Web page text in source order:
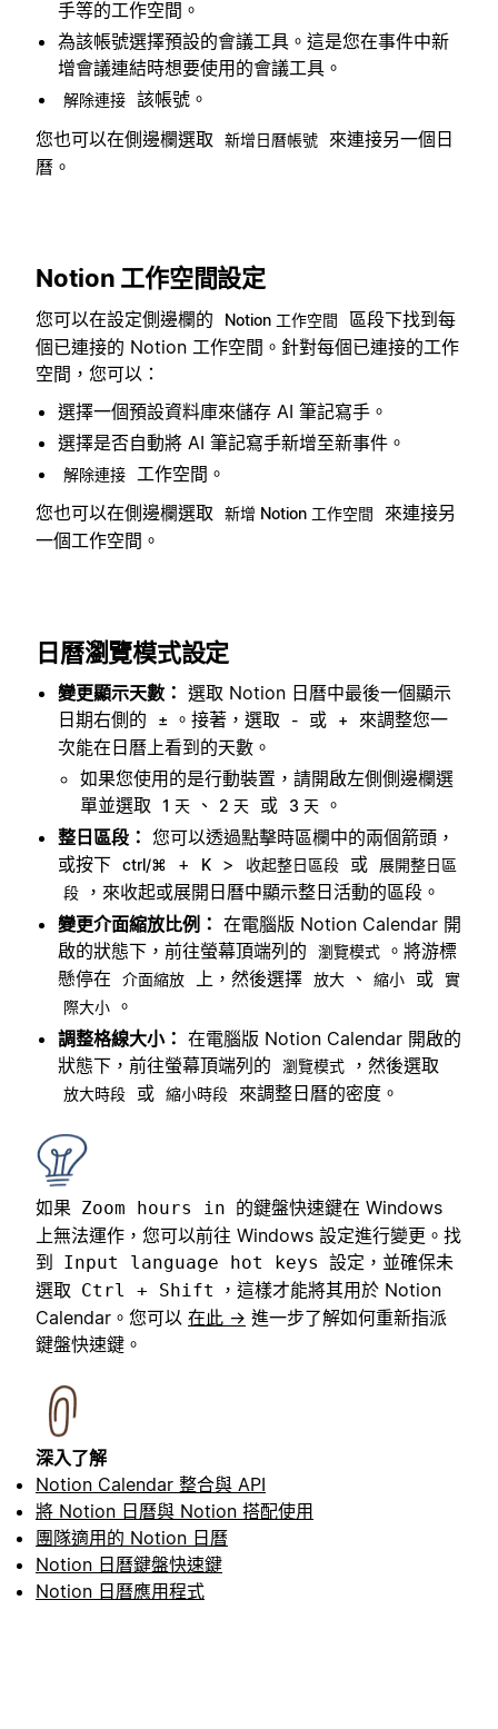
手等的工作空間。
為該帳號選擇預設的會議工具。這是您在事件中新
增會議連結時想要使用的會議工具。
解除連接 該帳號。
您也可以在側邊欄選取
新增日曆帳號
來連接另一個日
曆。
Notion 工作空間設定
您可以在設定側邊欄的 Notion 工作空間
區段下找到每
個已連接的 Notion 工作空間。針對每個已連接的工作
空間，您可以：
選擇一個預設資料庫來儲存 AI 筆記寫手。
選擇是否自動將 AI 筆記寫手新增至新事件。
解除連接
工作空間。
您也可以在側邊欄選取
新增 Notion 工作空間
來連接另
一個工作空間。
日曆瀏覽模式設定
變更顯示天數： 選取 Notion 日曆中最後一個顯示
日期右側的
± 。接著，選取 - 或 +
來調整您一
次能在日曆上看到的天數。
如果您使用的是行動裝置，請開啟左側側邊欄選
單並選取
1 天 、 2 天 或 3 天 。
整日區段： 您可以透過點擊時區欄中的兩個箭頭，
或按下 ctrl/⌘ + K > 收起整日區段 或
展開整日區
段
，來收起或展開日曆中顯示整日活動的區段。
變更介面縮放比例： 在電腦版 Notion Calendar 開
啟的狀態下，前往螢幕頂端列的
瀏覽模式 。將游標
懸停在
介面縮放 上，然後選擇 放大 、 縮小 或 實
際大小 。
調整格線大小： 在電腦版 Notion Calendar 開啟的
狀態下，前往螢幕頂端列的
瀏覽模式 ，然後選取
放大時段 或 縮小時段 來調整日曆的密度。
如果 Zoom hours in 的鍵盤快速鍵在 Windows
上無法運作，您可以前往 Windows 設定進行變更。找
到
Input language hot keys 設定，並確保未
選取 Ctrl + Shift
，這樣才能將其用於 Notion
Calendar。您可以 在此 → 進一步了解如何重新指派
鍵盤快速鍵。
深入了解
Notion Calendar 整合與 API
將 Notion 日曆與 Notion 搭配使用
團隊適用的 Notion 日曆
Notion 日曆鍵盤快速鍵
Notion 日曆應用程式